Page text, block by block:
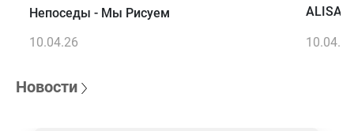
Непоседы - Мы Рисуем
10.04.26
ALISA
10.04.26
Новости